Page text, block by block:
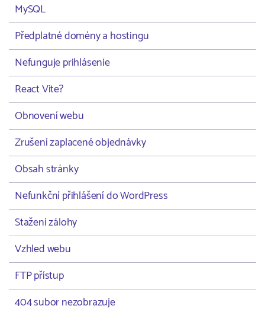
MySQL
Předplatné domény a hostingu
Nefunguje prihlásenie
React Vite?
Obnovení webu
Zrušení zaplacené objednávky
Obsah stránky
Nefunkční přihlášení do WordPress
Stažení zálohy
Vzhled webu
FTP přístup
404 subor nezobrazuje